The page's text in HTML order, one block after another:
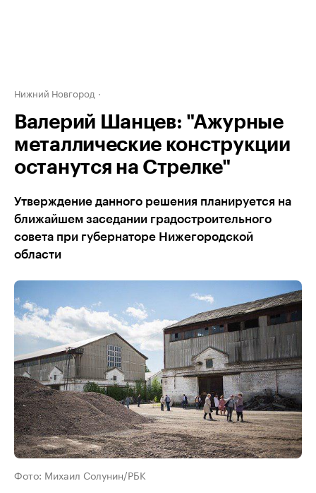
Нижний Новгород
Валерий Шанцев: "Ажурные
металлические конструкции
останутся на Стрелке"
Утверждение данного решения планируется на
ближайшем заседании градостроительного
совета при губернаторе Нижегородской
области
Фото: Михаил Солунин/РБК